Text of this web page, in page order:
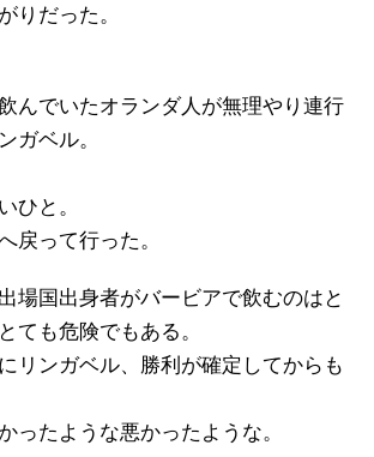
りだった。
んでいたオランダ人が無理やり連行
ガベル。
ひと。
戻って行った。
場国出身者がバービアで飲むのはと
ても危険でもある。
リンガベル、勝利が確定してからも
ったような悪かったような。